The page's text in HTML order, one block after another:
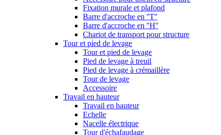
Fixation murale et plafond
Barre d'accroche en ''T''
Barre d'accroche en ''H''
Chariot de transport pour structure
Tour et pied de levage
Tour et pied de levage
Pied de levage à treuil
Pied de levage à crémaillère
Tour de levage
Accessoire
Travail en hauteur
Travail en hauteur
Echelle
Nacelle électrique
Tour d'échafaudage